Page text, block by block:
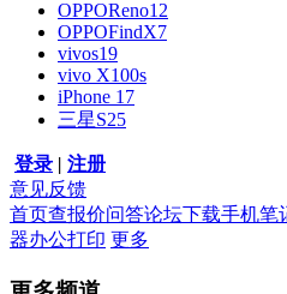
OPPOReno12
OPPOFindX7
vivos19
vivo X100s
iPhone 17
三星S25
登录 | 注册
意见反馈
首页查报价问答论坛下载手机笔
器办公打印 更多